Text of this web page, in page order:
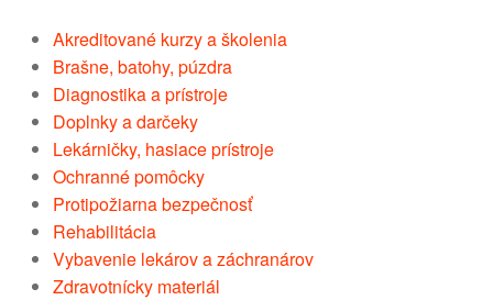
Akreditované kurzy a školenia
Brašne, batohy, púzdra
Diagnostika a prístroje
Doplnky a darčeky
Lekárničky, hasiace prístroje
Ochranné pomôcky
Protipožiarna bezpečnosť
Rehabilitácia
Vybavenie lekárov a záchranárov
Zdravotnícky materiál